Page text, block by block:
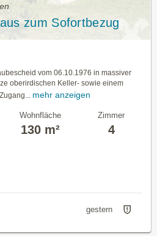
zum Sofortbezug
vom 06.10.1976 in massiver
oberirdischen Keller- sowie einem
mehr anzeigen
Wohnfläche
130 m²
Zimmer
4
gestern